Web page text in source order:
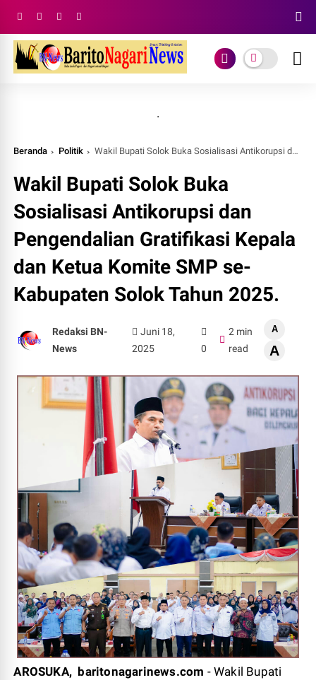
.
Beranda Politik Wakil Bupati Solok Buka Sosialisasi Antikorupsi dan Pengendalian Gratifikasi Kepala dan Ketua Komite SMP se-Kabupaten Solok Tahun 2025.
Wakil Bupati Solok Buka
Sosialisasi Antikorupsi dan
Pengendalian Gratifikasi Kepala
dan Ketua Komite SMP se-
Kabupaten Solok Tahun 2025.
Redaksi BN-
News
Juni 18,
2025
0
2 min
read
A
A
AROSUKA, baritonagarinews.com - Wakil Bupati